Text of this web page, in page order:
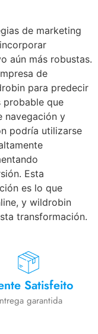
de marketing
aún más robustas.
de
para predecir
probable que
navegación y
podría utilizarse
Esta
es lo que
y wildrobin
transformación.
Satisfeito
garantida